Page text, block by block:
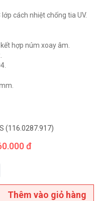
cách nhiệt chống tia UV.
hợp núm xoay âm.
(116.0287.917)
đ
Thêm vào giỏ hàng